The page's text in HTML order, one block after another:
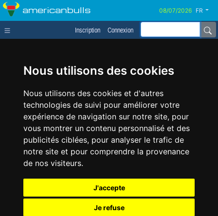
Nous utilisons des cookies
Nous utilisons des cookies et d'autres
technologies de suivi pour améliorer votre
expérience de navigation sur notre site, pour
vous montrer un contenu personnalisé et des
publicités ciblées, pour analyser le trafic de
notre site et pour comprendre la provenance
de nos visiteurs.
J'accepte
Je refuse
americanbulls FR
Inscription Connexion